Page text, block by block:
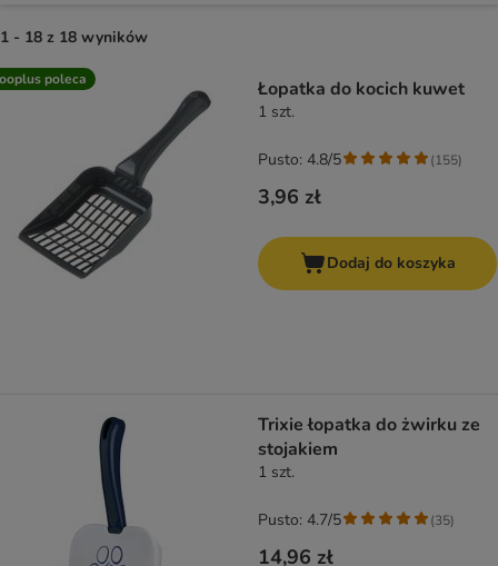
1 - 18 z 18 wyników
product items have been changed
poleca Łopatka do kocich kuwet
1 szt.
3,96 zł
Pusto: 4.8/5 (155)
Dodaj do koszyka
Trixie łopatka do żwirku ze
stojakiem
1 szt.
14,96 zł
Pusto: 4.7/5 (35)